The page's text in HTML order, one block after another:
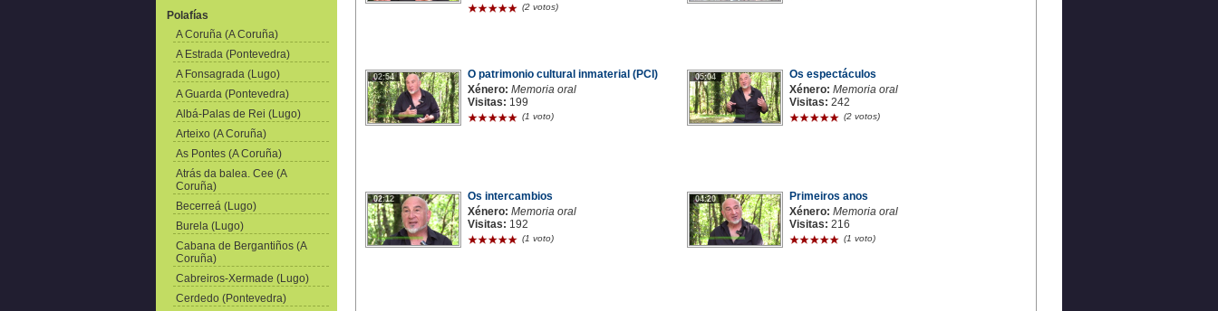
Polafías
A Coruña (A Coruña)
A Estrada (Pontevedra)
A Fonsagrada (Lugo)
A Guarda (Pontevedra)
Albá-Palas de Rei (Lugo)
Arteixo (A Coruña)
As Pontes (A Coruña)
Atrás da balea. Cee (A
Coruña)
Becerreá (Lugo)
Burela (Lugo)
Cabana de Bergantiños (A
Coruña)
Cabreiros-Xermade (Lugo)
Cerdedo (Pontevedra)
(2 votos)
02:54
O patrimonio cultural inmaterial (PCI)
Xénero: Memoria oral
Visitas: 199
(1 voto)
05:04
Os espectáculos
Xénero: Memoria oral
Visitas: 242
(2 votos)
02:12
Os intercambios
Xénero: Memoria oral
Visitas: 192
(1 voto)
04:20
Primeiros anos
Xénero: Memoria oral
Visitas: 216
(1 voto)